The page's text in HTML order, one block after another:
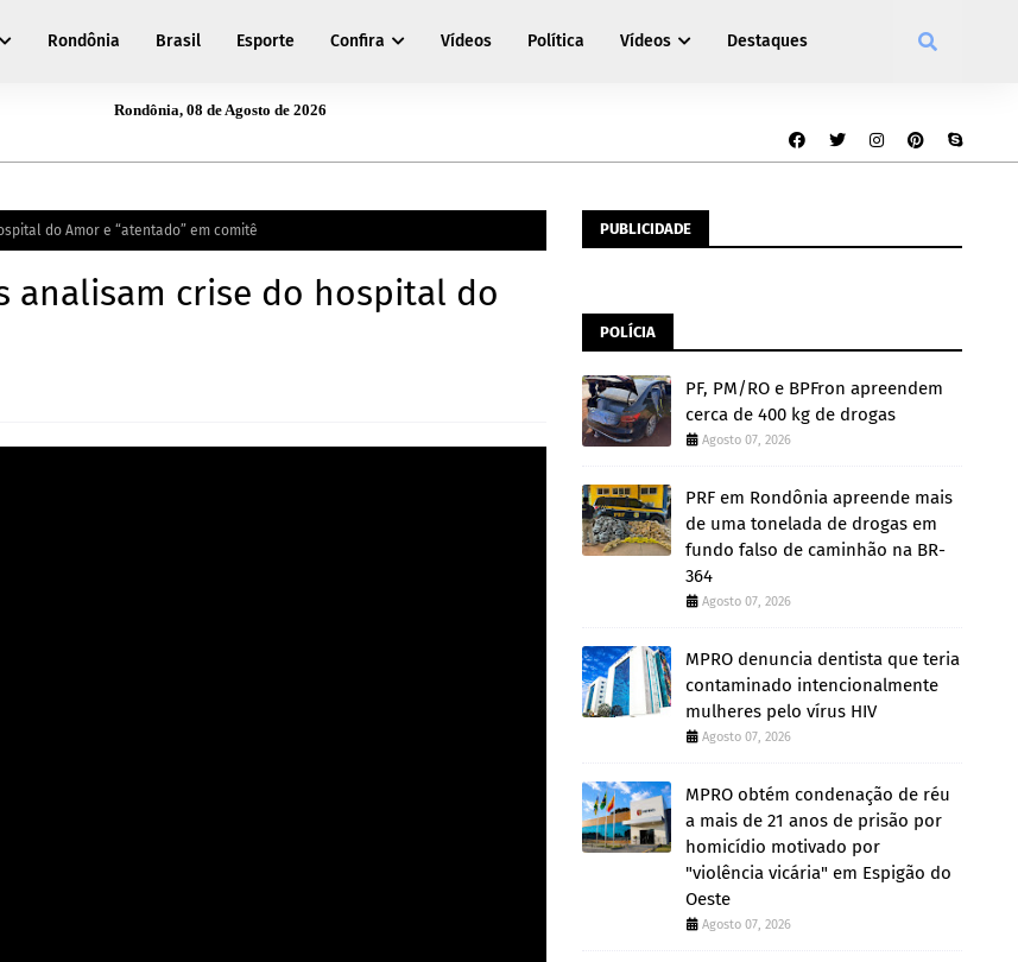
Rondônia Brasil Esporte Confira Vídeos Política Vídeos Destaques
Rondônia, 08 de Agosto de 2026
do Amor e “atentado” em comitê
analisam crise do hospital do
PUBLICIDADE
POLÍCIA
PF, PM/RO e BPFron apreendem
cerca de 400 kg de drogas
Agosto 07, 2026
PRF em Rondônia apreende mais
de uma tonelada de drogas em
fundo falso de caminhão na BR-
364
Agosto 07, 2026
MPRO denuncia dentista que teria
contaminado intencionalmente
mulheres pelo vírus HIV
Agosto 07, 2026
MPRO obtém condenação de réu
a mais de 21 anos de prisão por
homicídio motivado por
"violência vicária" em Espigão do
Oeste
Agosto 07, 2026